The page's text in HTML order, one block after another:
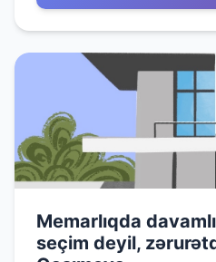
Memarlıqda
seçim deyil,